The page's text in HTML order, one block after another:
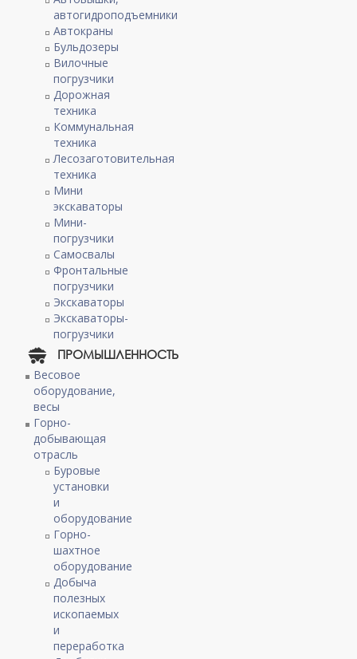
автогидроподъемники
Автокраны
Бульдозеры
Вилочные
погрузчики
Дорожная
техника
Коммунальная
техника
Лесозаготовительная
техника
Мини
экскаваторы
Мини-
погрузчики
Самосвалы
Фронтальные
погрузчики
Экскаваторы
Экскаваторы-
погрузчики
ПРОМЫШЛЕННОСТЬ
Весовое
оборудование,
весы
Горно-
добывающая
отрасль
Буровые
установки
и
оборудование
Горно-
шахтное
оборудование
Добыча
полезных
ископаемых
и
переработка